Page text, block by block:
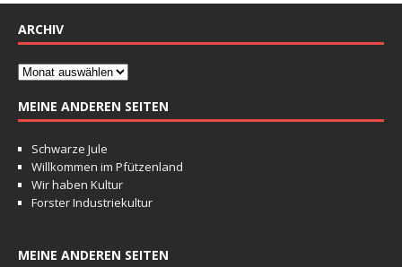
ARCHIV
MEINE ANDEREN SEITEN
Schwarze Jule
Willkommen im Pfützenland
Wir haben Kultur
Forster Industriekultur
MEINE ANDEREN SEITEN